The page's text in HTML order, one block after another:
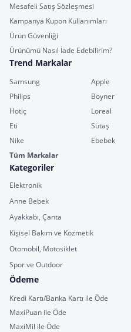
Mesafeli Satış Sözleşmesi
Kampanya Kupon Kullanımları
Ürün Güvenliği
Ürünümü Nasıl İade Edebilirim?
Trend Markalar
Samsung Apple
Philips
Boyner
Hotiç
Loreal
Eti
Sütaş
Nike
Ebebek
Tüm Markalar
Kategoriler
Elektronik
Anne Bebek
Ayakkabı, Çanta
Kişisel Bakım ve Kozmetik
Otomobil, Motosiklet
Spor ve Outdoor
Ödeme
Kredi Kartı/Banka Kartı ile Öde
MaxiPuan ile Öde
MaxiMil ile Öde